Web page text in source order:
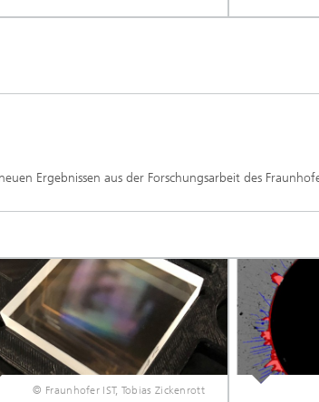
Ergebnissen aus der Forschungsarbeit des
© Fraunhofer IST, Tobias Zickenrott